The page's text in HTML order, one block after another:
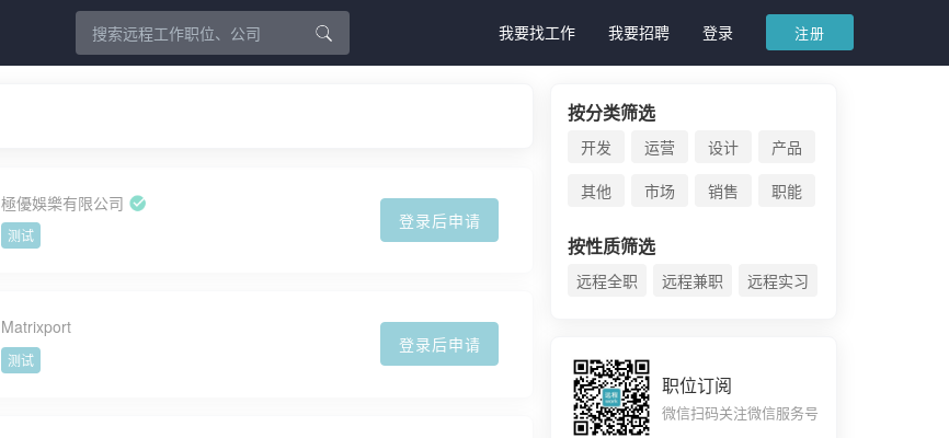
我要找工作 我要招聘 登录 注册
極優娛樂有限公司
测试
登录后申请
Matrixport
测试
登录后申请
按分类筛选
开发 运营 设计
产品
其他
市场 销售 职能
按性质筛选
远程全职 远程兼职 远程实习
职位订阅
微信扫码关注微信服务号